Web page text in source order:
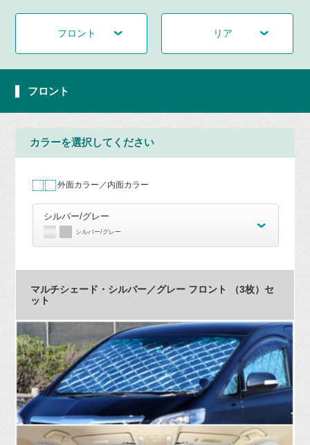
フロント リア
フロント
カラーを選択してください
外面カラー／内面カラー
シルバー/グレー
シルバー/グレー
マルチシェード・シルバー／グレー フロント （3枚）セ
ット